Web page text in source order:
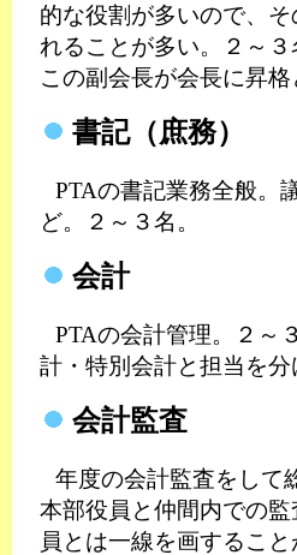
的な役割が多いので、
れることが多い。２～
この副会長が会長に昇
書記（庶務）
PTAの書記業務全般。
ど。２～３名。
会計
PTAの会計管理。２～
計・特別会計と担当を
会計監査
年度の会計監査をして
本部役員と仲間内での
員とは一線を画するこ